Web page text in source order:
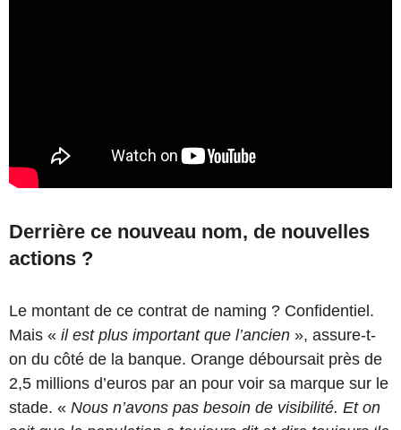
Derrière ce nouveau nom, de nouvelles
actions ?
Le montant de ce contrat de naming ? Confidentiel.
Mais « il est plus important que l’ancien », assure-t-
on du côté de la banque. Orange déboursait près de
2,5 millions d’euros par an pour voir sa marque sur le
stade. « Nous n’avons pas besoin de visibilité. Et on